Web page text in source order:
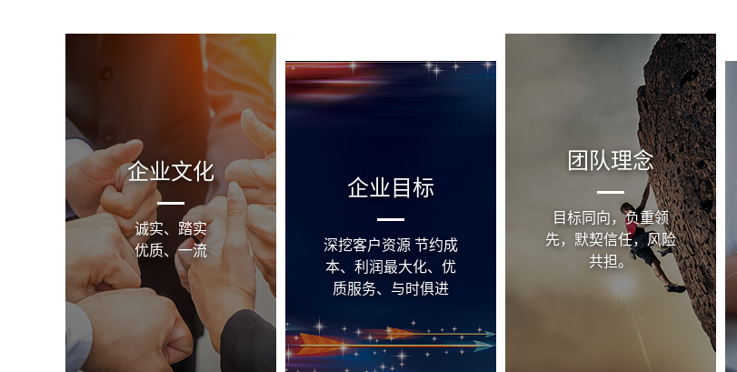
企业文化
诚实、踏实
优质、一流
企业目标
深挖客户资源 节约成
本、利润最大化、优
质服务、与时俱进
团队理念
目标同向，负重领
先，默契信任，风险
共担。